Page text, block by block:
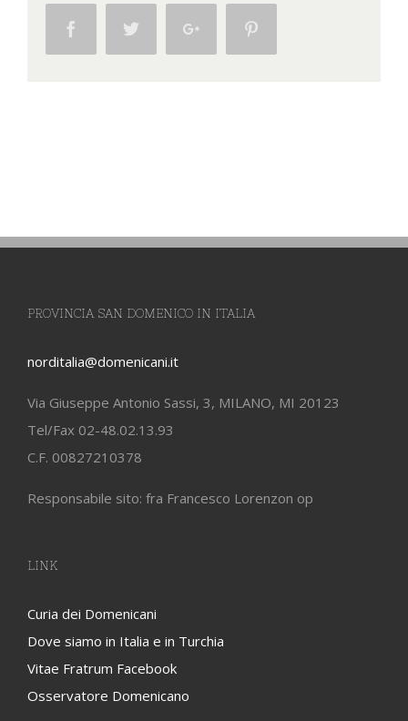
Facebook Twitter Google+
PROVINCIA SAN DOMENICO IN ITALIA
norditalia@domenicani.it
Via Giuseppe Antonio Sassi, 3, MILANO, MI 20123
Tel/Fax 02-48.02.13.93
C.F. 00827210378
Responsabile sito: fra Francesco Lorenzon op
LINK
Curia dei Domenicani
Dove siamo in Italia e in Turchia
Vitae Fratrum Facebook
Osservatore Domenicano